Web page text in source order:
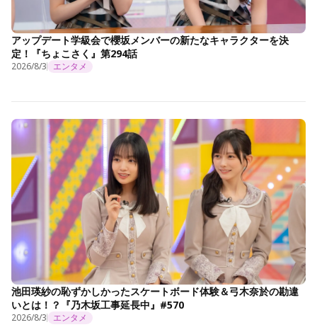
アップデート学級会で櫻坂メンバーの新たなキャラクターを決
定！『ちょこさく』第294話
2026/8/3 エンタメ
池田瑛紗の恥ずかしかったスケートボード体験＆弓木奈於の勘違
いとは！？『乃木坂工事延長中』#570
2026/8/3 エンタメ